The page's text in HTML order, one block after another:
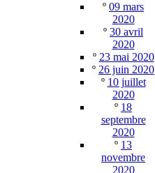
º 09 mars
2020
º 30 avril
2020
º 23 mai 2020
º 26 juin 2020
º 10 juillet
2020
º 18
septembre
2020
º 13
novembre
2020